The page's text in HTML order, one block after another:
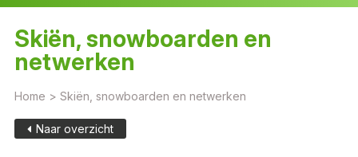
Skiën, snowboarden en
netwerken
Home > Skiën, snowboarden en netwerken
Naar overzicht